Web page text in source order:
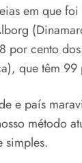
em que
por cento
que têm 99
e país
método
simples.